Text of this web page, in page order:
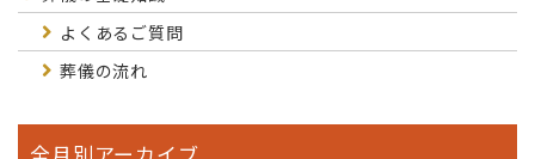
よくあるご質問
葬儀の流れ
全月別アーカイブ